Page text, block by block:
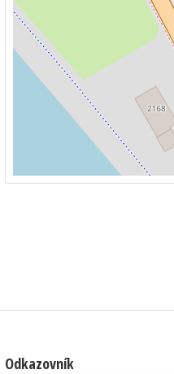
Odkazovník